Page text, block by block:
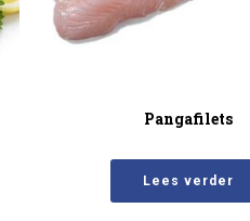
Pangafilets
Lees verder